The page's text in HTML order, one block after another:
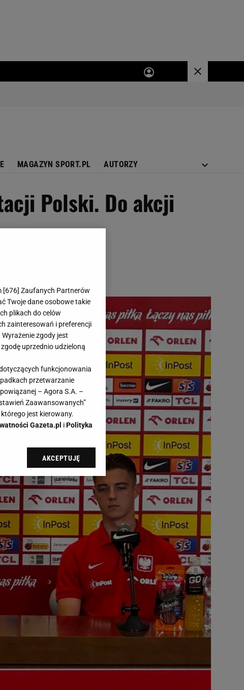
MAGAZYN SPORT.PL AUTORZY
Polski. Do akcji
[676] Zaufanych Partnerów
Twoje dane osobowe takie
plikach do celów
zainteresowań i preferencji
zgody jest
uprzednio udzieloną
funkcjonowania
przetwarzanie
– Agora S.A. –
Zaawansowanych”
jest kierowany.
Gazeta.pl iPolityka
sp. z o.o., jej
swoje preferencje
danych poprzez
Zmiana ustawień
do celów identyfikacji.
pomiar reklam i treści,
AKCEPTUJĘ